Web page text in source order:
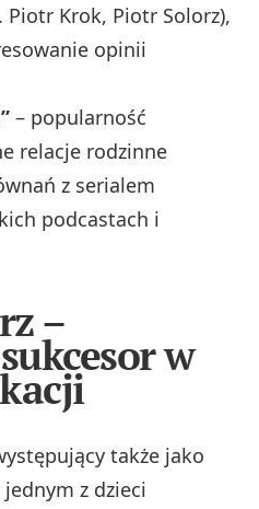
Krok, Piotr Solorz),
opinii
– popularność
relacje rodzinne
z serialem
podcastach i
–
w
także jako
jednym z dzieci